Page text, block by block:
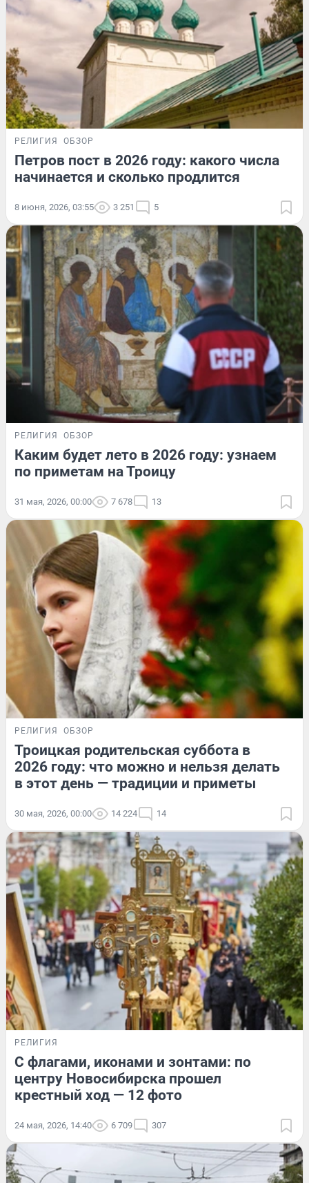
РЕЛИГИЯ ОБЗОР
Петров пост в 2026 году: какого числа
начинается и сколько продлится
8 июня, 2026, 03:55 3 251 5
РЕЛИГИЯ ОБЗОР
Каким будет лето в 2026 году: узнаем
по приметам на Троицу
31 мая, 2026, 00:00 7 678 13
РЕЛИГИЯ ОБЗОР
Троицкая родительская суббота в
2026 году: что можно и нельзя делать
в этот день — традиции и приметы
30 мая, 2026, 00:00 14 224 14
РЕЛИГИЯ
С флагами, иконами и зонтами: по
центру Новосибирска прошел
крестный ход — 12 фото
24 мая, 2026, 14:40 6 709 307